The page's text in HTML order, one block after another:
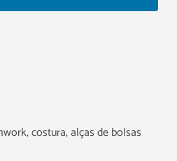
costura, alças de bolsas